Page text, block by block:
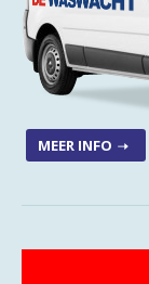
MEER INFO